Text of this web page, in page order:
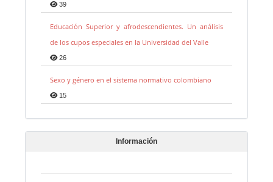
39
Educación Superior y afrodescendientes. Un análisis
de los cupos especiales en la Universidad del Valle
26
Sexo y género en el sistema normativo colombiano
15
Información